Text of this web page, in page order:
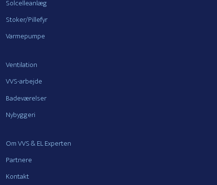
Solcelleanlæg
Stoker/Pillefyr
Varmepumpe
Ventilation
VVS-arbejde
Badeværelser
Nybyggeri
Om VVS & EL Experten
Partnere
Kontakt